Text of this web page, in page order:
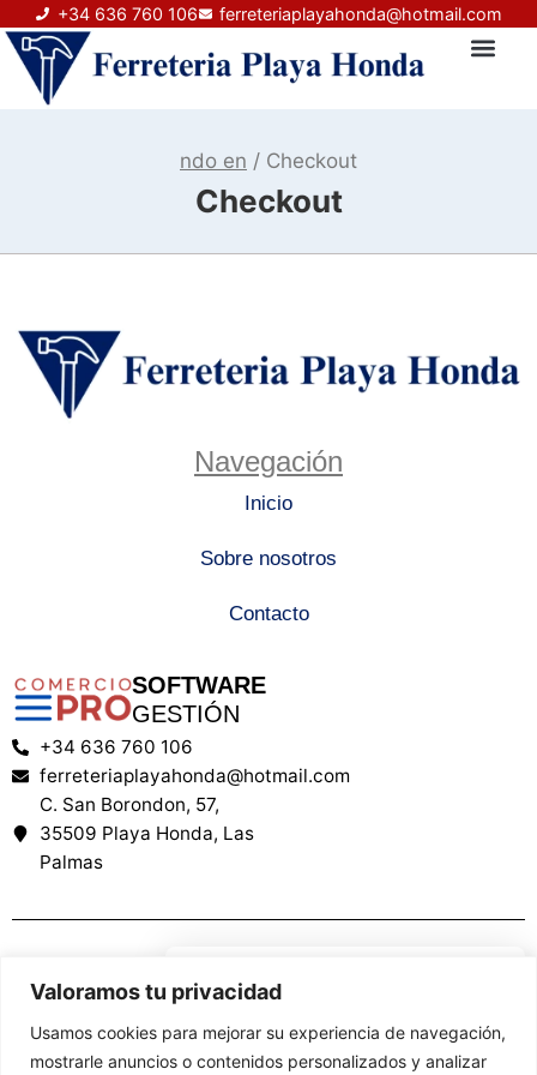
Valoramos tu privacidad
Usamos cookies para mejorar su experiencia de navegación,
mostrarle anuncios o contenidos personalizados y analizar
+34 636 760 106 ferreteriaplayahonda@hotmail.com
ndo en / Checkout
Checkout
Navegación
Inicio
Sobre nosotros
Contacto
SOFTWARE
GESTIÓN
+34 636 760 106
ferreteriaplayahonda@hotmail.com
C. San Borondon, 57,
35509 Playa Honda, Las
Palmas
Financiado por la Unión Europea – NextGenerationEU. Sin embargo, los
puntos de vista y las opiniones expresadas son únicamente los del autor
o autores y no reflejan necesariamente los de la Unión Europea o la
Comisión Europea. Ni la Unión Europea ni la Comisión Europea pueden
We care about your privacy
personalized shopping